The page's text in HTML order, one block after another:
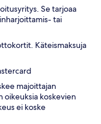
Se tarjoaa
tai
Käteismaksuja
majoittajan
oikeuksia koskevien
ei koske